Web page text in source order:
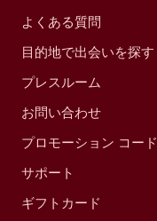
よくある質問
目的地で出会いを探す
プレスルーム
お問い合わせ
プロモーション コード
サポート
ギフトカード